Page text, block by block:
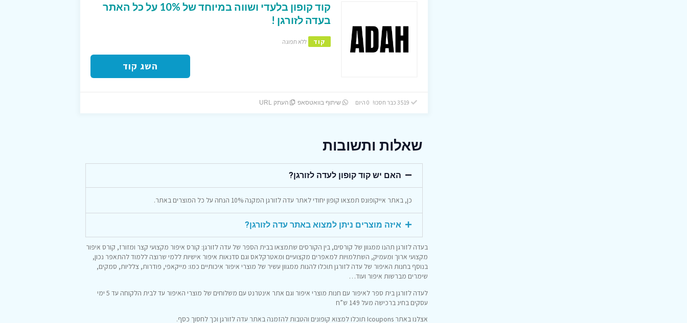
קוד קופון בלעדי ושווה במיוחד של 10% על כל האתר
בעדה לזורגן !
קוד ללא תפוגה
השג קוד
שיתוף בוואטסאפ העתק URL
שאלות ותשובות
האם יש קוד קופון לעדה לזורגן?
כן, באתר אייקופונס תמצאו קופון יחודי לאתר עדה לזורגן המקנה 10% הנחה על כל המוצרים באתר.
איזה מוצרים ניתן למצוא באתר עדה לזורגן?
בעדה לזורגן תהנו ממגוון של קורסים, בין הקורסים שתמצאו בבית הספר של עדה לזורגן: קורס איפור מקצועי קצר ומזורז, קורס איפור
מקצועי ארוך ומעמיק, השתלמויות למאפרים מקצועיים ומאטרקלאס וגם סדנאות איפור אישיות ללמי שרוצה ללמוד להתאפר נכון,
בנוסף בחנות האיפור של עדה לזורגן תוכלו להנות ממגוון עשיר של מוצרי איפור איכותיים כמו: מייקאפי, פודרות, צלליות, סמקים,
שימרים מברשות איפור ועוד…
לעדה לזורגן בית ספר לאיפור עם חנות מוצרי איפור וגם אתר אינטרנט עם משלוחים של מוצרי האיפור עד לבית הלקוחה עד 5 ימי
עסקים בחינ ברכישה מעל 149 ש”ח
אצלנו באתר Icoupons תוכלו למצוא קופונים והטבות להזמנה באתר עדה לזורגן וכך לחסוך כסף.